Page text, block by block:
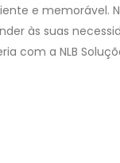
e memorável.
às suas
com a NLB